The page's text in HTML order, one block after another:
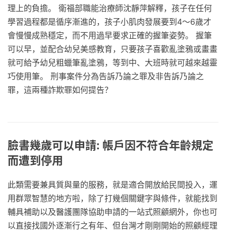
理上的負擔。 衛福部職能治療師沈靜萍解釋，孩子在任何
學習過程都是循序漸進的，孩子小肌肉發展要到4～6歲才
會慢慢成熟穩定，而不用過早要求正確的握筆姿勢。 握筆
可以早，並配合幼兒美感教育，只要孩子喜歡亂塗鴉或畫畫
就可給予幼兒粗蠟筆亂塗鴉，等到中、大班時就可越來越靈
巧使用筆。 刑事案件分為告訴乃論之罪及非告訴乃論之
罪，這兩種詐欺罪如何提告？
臉書幾歲可以申請: 帳戶因不符合年齡規定
而遭到停用
此類需要兼具質與量的服務，就是適合開放給民間投入，運
用群眾智慧的地方啦，除了打幾個關鍵字與條件，就能找到
輔具補助以及醫護團隊協助申請的一站式照顧網外，你也可
以直接找國外逐漸行之有年、但台灣才剛剛開始的照顧經理